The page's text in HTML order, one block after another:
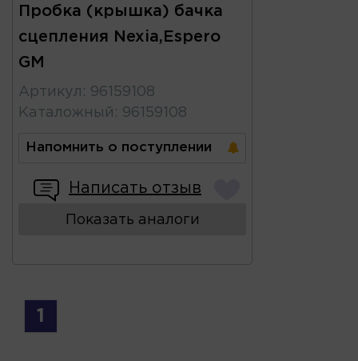
Пробка (крышка) бачка
сцепления Nexia,Espero
GM
Артикул : 96159108
Каталожный : 96159108
Напомнить о поступлении
Написать отзыв
Показать аналоги
1